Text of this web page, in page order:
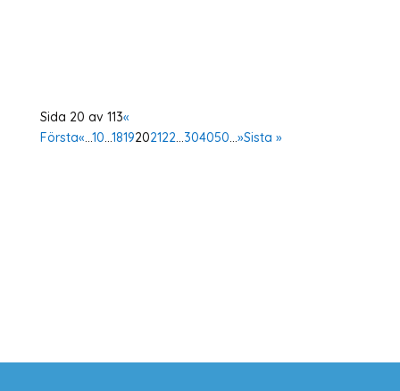
Sida 20 av 113«
Första«...10...1819202122...304050...»Sista »